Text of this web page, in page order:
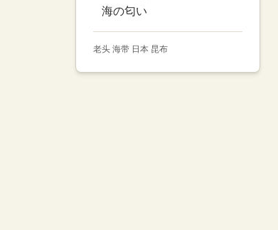
海の匂い
老头 海带 日本 昆布